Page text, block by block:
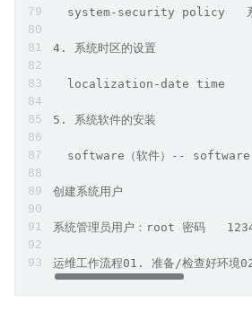
system-security policy   系
4. 系统时区的设置
  localization-date time
5. 系统软件的安装
software（软件）-- software
创建系统用户
系统管理员用户：root 密码
运维工作流程01. 准备/检查好环境